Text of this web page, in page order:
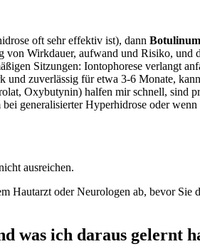
oft sehr effektiv​ ist), dann
​Wirkdauer, ​aufwand und Risiko, und
Sitzungen:⁢ Iontophorese ‌verlangt
zuverlässig für‌ etwa 3-6 Monate,
⁤Oxybutynin) halfen mir schnell, sind
generalisierter Hyperhidrose​ oder
ausreichen.
Hautarzt oder Neurologen ab, bevor Sie
was ⁤ich⁢ daraus gelernt